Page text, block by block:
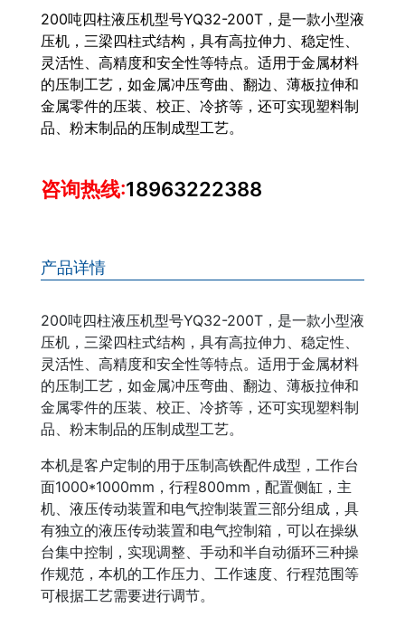
200吨四柱液压机型号YQ32-200T，是一款小型液
压机，三梁四柱式结构，具有高拉伸力、稳定性、
灵活性、高精度和安全性等特点。适用于金属材料
的压制工艺，如金属冲压弯曲、翻边、薄板拉伸和
金属零件的压装、校正、冷挤等，还可实现塑料制
品、粉末制品的压制成型工艺。
咨询热线:18963222388
产品详情
200吨四柱液压机型号YQ32-200T，是一款小型液
压机，三梁四柱式结构，具有高拉伸力、稳定性、
灵活性、高精度和安全性等特点。适用于金属材料
的压制工艺，如金属冲压弯曲、翻边、薄板拉伸和
金属零件的压装、校正、冷挤等，还可实现塑料制
品、粉末制品的压制成型工艺。
本机是客户定制的用于压制高铁配件成型，工作台
面1000*1000mm，行程800mm，配置侧缸，主
机、液压传动装置和电气控制装置三部分组成，具
有独立的液压传动装置和电气控制箱，可以在操纵
台集中控制，实现调整、手动和半自动循环三种操
作规范，本机的工作压力、工作速度、行程范围等
可根据工艺需要进行调节。